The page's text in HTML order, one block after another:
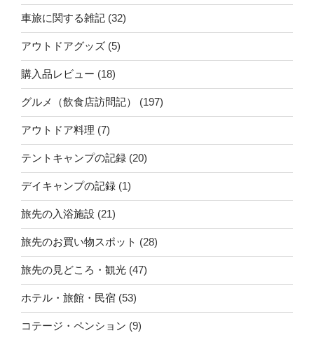
車旅に関する雑記 (32)
アウトドアグッズ (5)
購入品レビュー (18)
グルメ（飲食店訪問記） (197)
アウトドア料理 (7)
テントキャンプの記録 (20)
デイキャンプの記録 (1)
旅先の入浴施設 (21)
旅先のお買い物スポット (28)
旅先の見どころ・観光 (47)
ホテル・旅館・民宿 (53)
コテージ・ペンション (9)